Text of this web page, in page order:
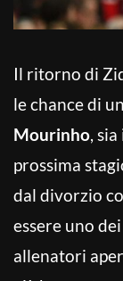
Il ritorno di
le chance di
Mourinho,
prossima
dal divorzio
essere uno
allenatori